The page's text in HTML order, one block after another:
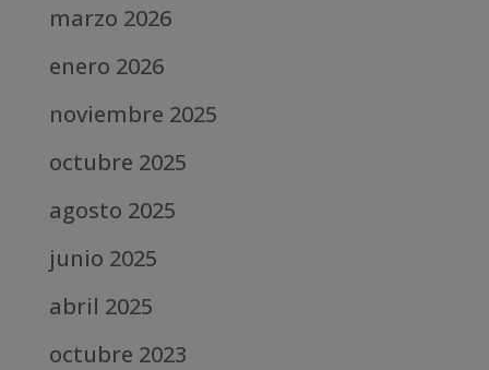
marzo 2026
enero 2026
noviembre 2025
octubre 2025
agosto 2025
junio 2025
abril 2025
octubre 2023